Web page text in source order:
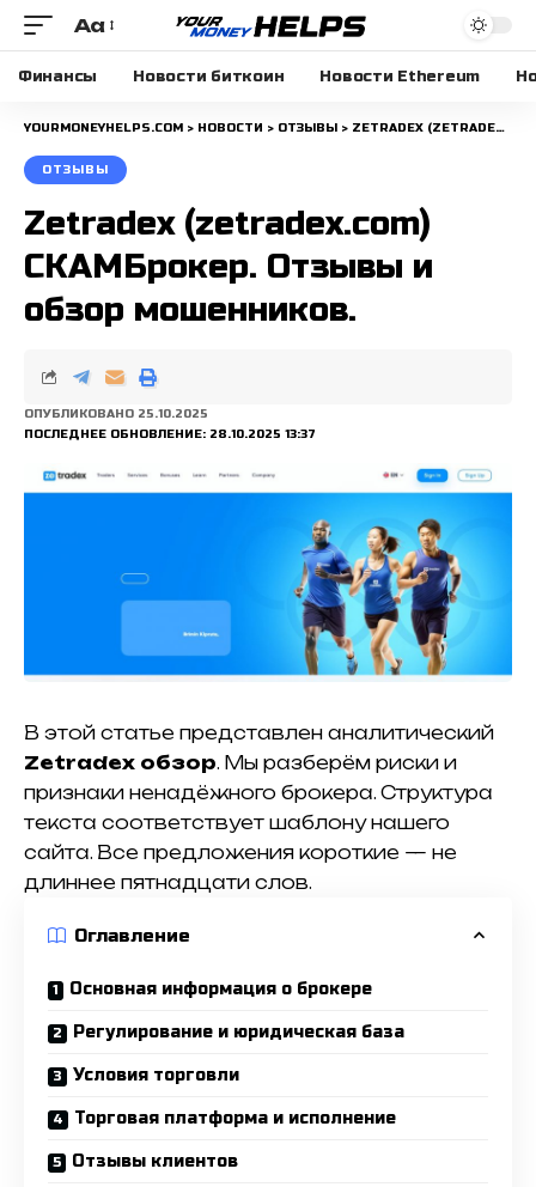
Размера
шрифта
Aa
Финансы Новости биткоин Новости Ethereum
YOURMONEYHELPS.COM > НОВОСТИ > ОТЗЫВЫ > ZETRADEX (ZETRADEX.COM) СКАМБРОКЕР. ОТЗЫВЫ И ОБЗОР МОШЕННИКОВ.
ОТЗЫВЫ
Zetradex (zetradex.com)
СКАМБрокер. Отзывы и
обзор мошенников.
ПОСЛЕДНЕЕ ОБНОВЛЕНИЕ: 28.10.2025 13:37
ОПУБЛИКОВАНО 25.10.2025
В этой статье представлен аналитический
Zetradex обзор. Мы разберём риски и
признаки ненадёжного брокера. Структура
текста соответствует шаблону нашего
сайта. Все предложения короткие — не
длиннее пятнадцати слов.
Оглавление
Основная информация о брокере
Регулирование и юридическая база
Условия торговли
Торговая платформа и исполнение
Отзывы клиентов